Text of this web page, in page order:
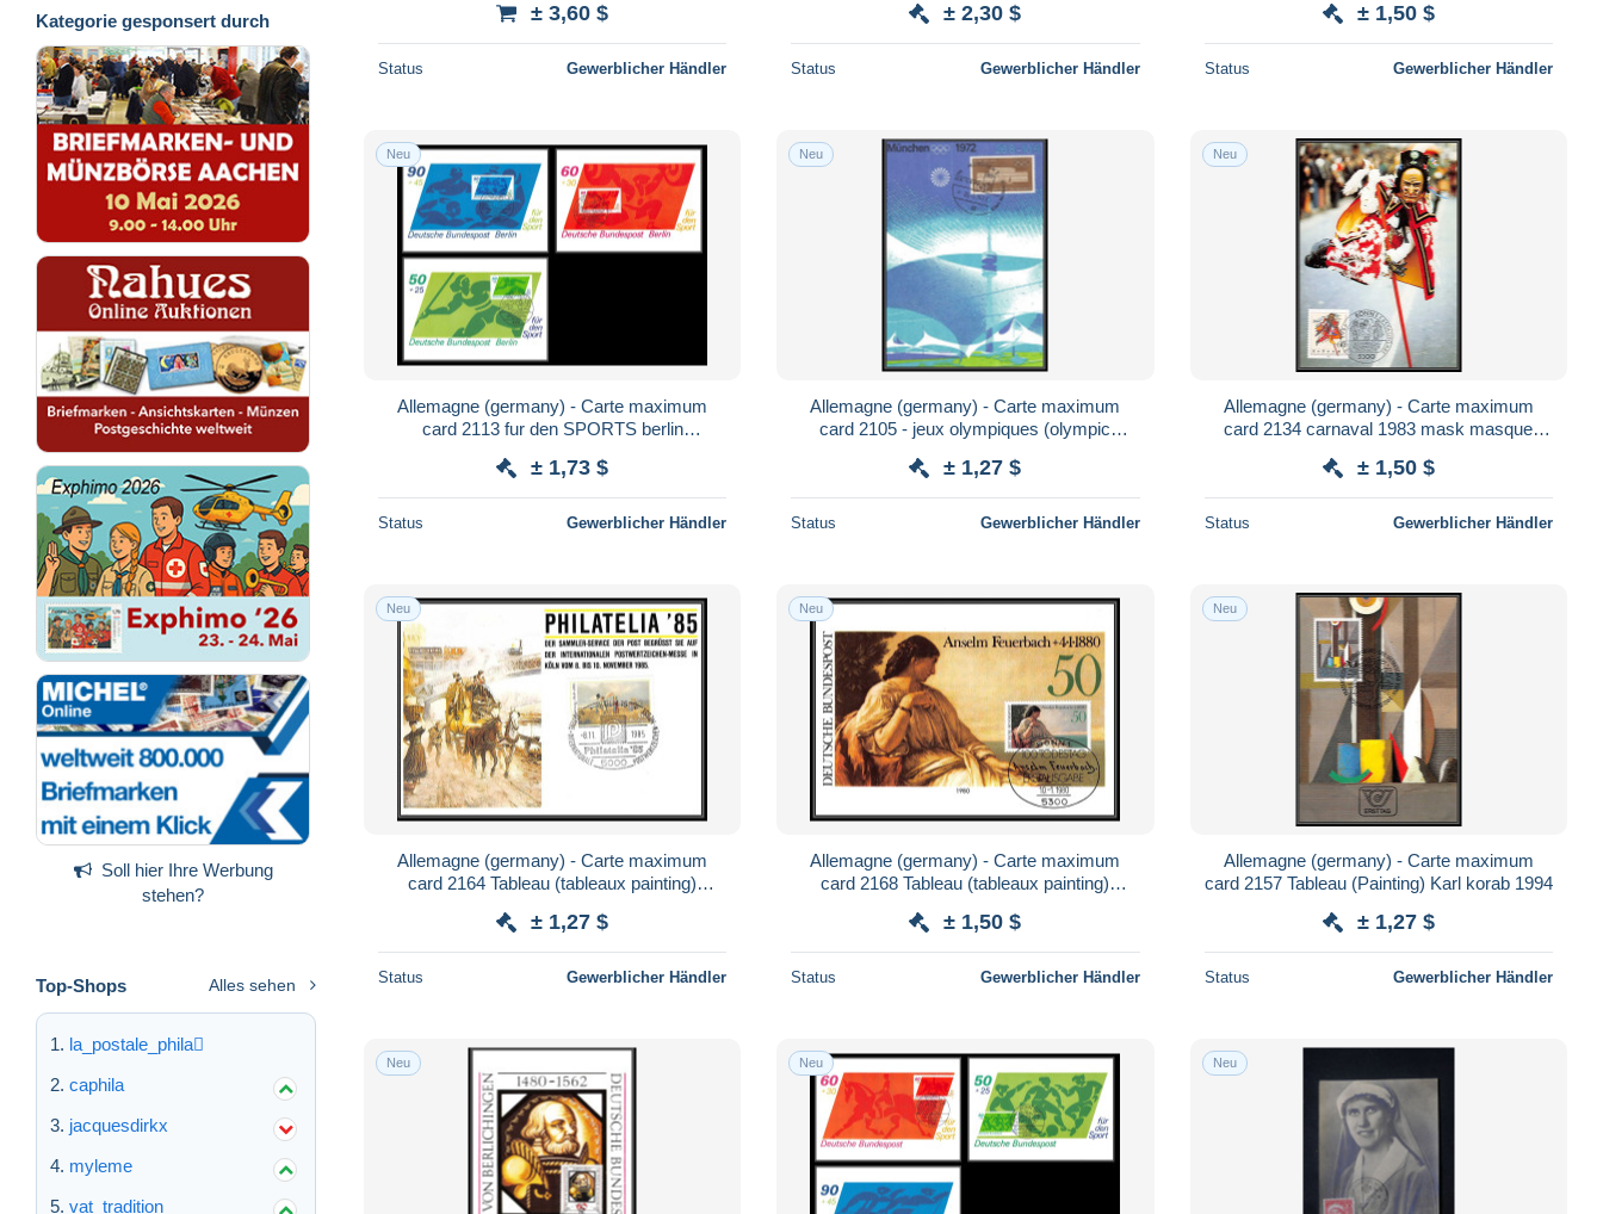
Kategorie gesponsert durch
Soll hier Ihre Werbung
stehen?
Top-Shops Alles sehen
la_postale_phila
caphila
jacquesdirkx
myleme
vat_tradition
Brandenburgo
± 3,60 $
Status Gewerblicher Händler
± 2,30 $
Status Gewerblicher Händler
± 1,50 $
Status Gewerblicher Händler
Neu
Allemagne (germany) - Carte maximum
card 2113 fur den SPORTS berlin
± 1,73 $
Status Gewerblicher Händler
Neu
Allemagne (germany) - Carte maximum
card 2105 - jeux olympiques (olympic
± 1,27 $
Status Gewerblicher Händler
Neu
Allemagne (germany) - Carte maximum
card 2134 carnaval 1983 mask masque
± 1,50 $
Status Gewerblicher Händler
Neu
Allemagne (germany) - Carte maximum
card 2164 Tableau (tableaux painting)
± 1,27 $
Status Gewerblicher Händler
Neu
Allemagne (germany) - Carte maximum
card 2168 Tableau (tableaux painting)
± 1,50 $
Status Gewerblicher Händler
Neu
Allemagne (germany) - Carte maximum
card 2157 Tableau (Painting) Karl korab 1994
± 1,27 $
Status Gewerblicher Händler
Neu Neu Neu